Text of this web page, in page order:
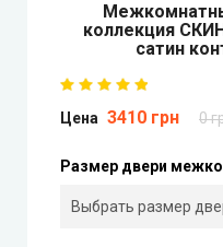
Двери скрытого
DOORIS (Дорис)
OMEGA (Омега)
коллекция
сатин
Цена 3410 грн 0
Размер двери